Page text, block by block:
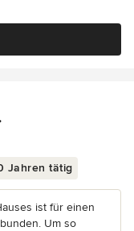
Sternen
Jahren tätig
ist für einen
Um so